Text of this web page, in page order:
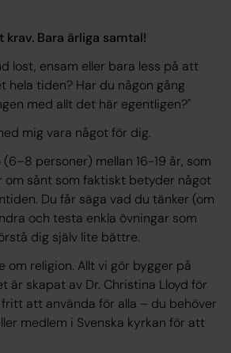
krav. Bara ärliga samtal!
lost, ensam eller bara less på att
hela tiden? Har du någon gång
med allt det här egentligen?"
mig vara något för dig.
personer) mellan 16-19 år, som
om sånt som faktiskt betyder något
Du får säga vad du tänker (om
och testa enkla övningar som
dig själv lite bättre.
om religion. Allt vi gör bygger på
är skapat av Dr. Christina Lloyd för
att använda för alla – du behöver
medlem i Svenska kyrkan för att